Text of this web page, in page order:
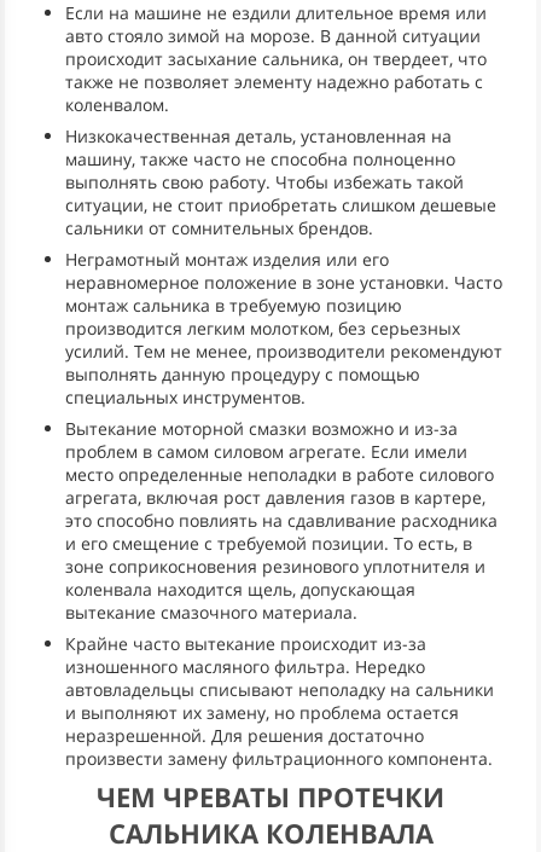
Если на машине не ездили длительное время или
авто стояло зимой на морозе. В данной ситуации
происходит засыхание сальника, он твердеет, что
также не позволяет элементу надежно работать с
коленвалом.
Низкокачественная деталь, установленная на
машину, также часто не способна полноценно
выполнять свою работу. Чтобы избежать такой
ситуации, не стоит приобретать слишком дешевые
сальники от сомнительных брендов.
Неграмотный монтаж изделия или его
неравномерное положение в зоне установки. Часто
монтаж сальника в требуемую позицию
производится легким молотком, без серьезных
усилий. Тем не менее, производители рекомендуют
выполнять данную процедуру с помощью
специальных инструментов.
Вытекание моторной смазки возможно и из-за
проблем в самом силовом агрегате. Если имели
место определенные неполадки в работе силового
агрегата, включая рост давления газов в картере,
это способно повлиять на сдавливание расходника
и его смещение с требуемой позиции. То есть, в
зоне соприкосновения резинового уплотнителя и
коленвала находится щель, допускающая
вытекание смазочного материала.
Крайне часто вытекание происходит из-за
изношенного масляного фильтра. Нередко
автовладельцы списывают неполадку на сальники
и выполняют их замену, но проблема остается
неразрешенной. Для решения достаточно
произвести замену фильтрационного компонента.
ЧЕМ ЧРЕВАТЫ ПРОТЕЧКИ
САЛЬНИКА КОЛЕНВАЛА